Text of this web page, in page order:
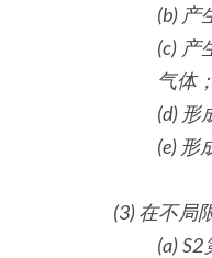
(b) 产
(c) 产
气体；
(d) 形
(e) 形
(3) 在不局
(a) S2